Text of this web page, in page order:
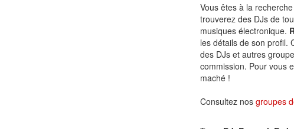
Vous êtes à la
trouverez des DJs de
musiques électronique.
les détails de son profil.
des DJs et autres
commission. Pour vous
maché !
Consultez nos groupes